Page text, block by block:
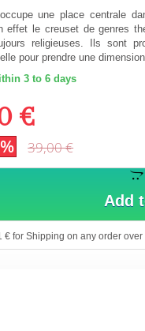
une place centrale
effet le creuset de genres
religieuses. Ils sont
pour prendre une
3 to 6 days
€
39,00 €
Add
€ for Shipping on any order over